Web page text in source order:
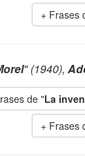
Frases
" (1940),
de "La
Frases